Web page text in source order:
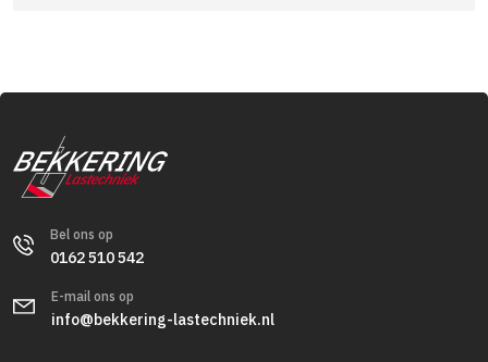
Bel ons op
0162 510 542
E-mail ons op
info@bekkering-lastechniek.nl